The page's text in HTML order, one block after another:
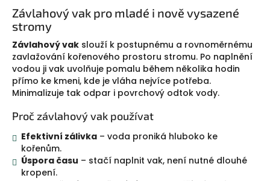
Závlahový vak pro mladé i nově vysazené
stromy
Závlahový vak slouží k postupnému a rovnoměrnému
zavlažování kořenového prostoru stromu. Po naplnění
vodou ji vak uvolňuje pomalu během několika hodin
přímo ke kmeni, kde je vláha nejvíce potřeba.
Minimalizuje tak odpar i povrchový odtok vody.
Proč závlahový vak používat
Efektivní zálivka – voda proniká hluboko ke
kořenům.
Úspora času – stačí naplnit vak, není nutné dlouhé
kropení.